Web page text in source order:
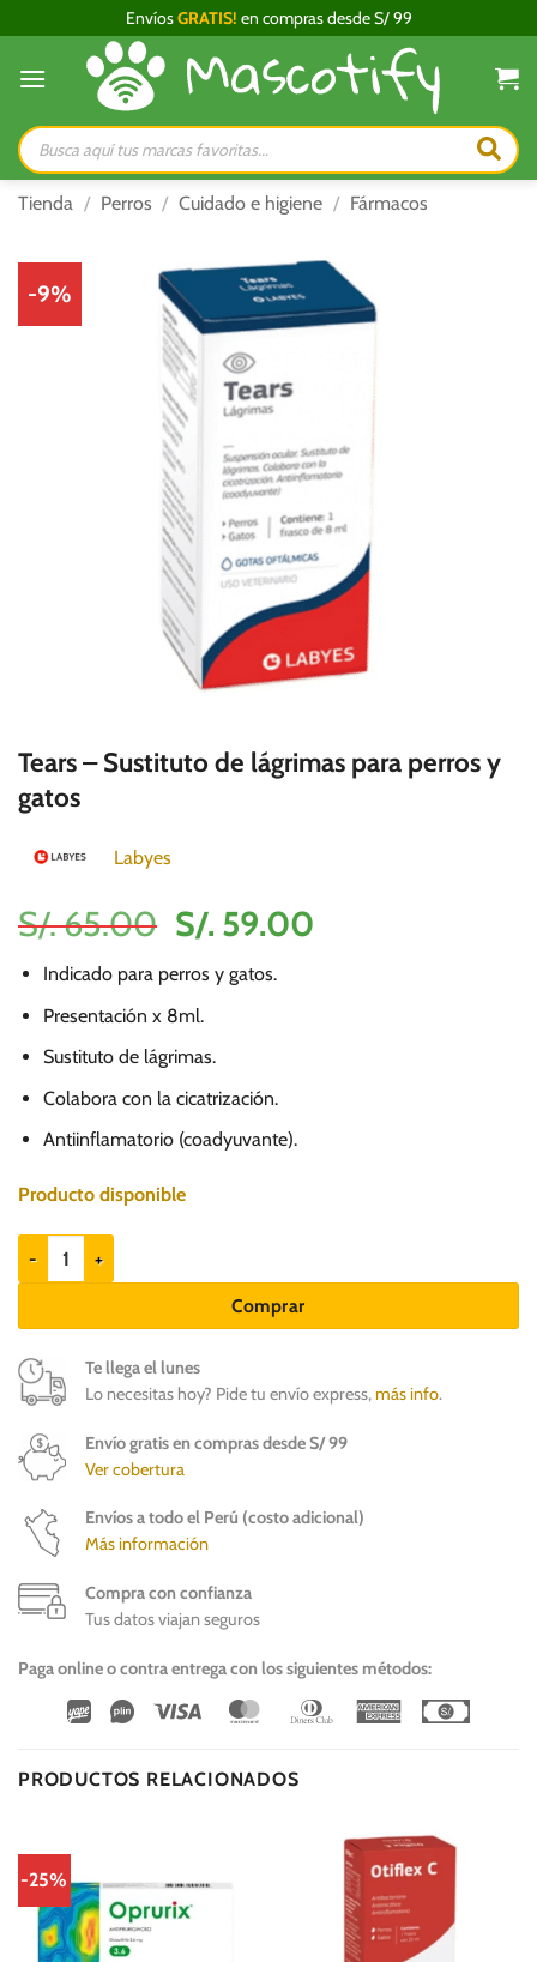
al
contenido
EnvíosGRATIS! en compras desde S/ 99
Búsqueda
de
productos
Tienda / Perros / Cuidado e higiene / Fármacos
-9%
Tears – Sustituto de lágrimas para perros y
gatos
Labyes
S/.65.00 El
original
era:
S/.
65.00.
S/. 59.00El
Indicado para perros y gatos.
Presentación x 8ml.
Sustituto de lágrimas.
Colabora con la cicatrización.
Antiinflamatorio (coadyuvante).
Producto disponible
Tears - Sustituto de lágrimas para perros y gatos cantidad
Comprar
Te llega el lunes
Lo necesitas hoy? Pide tu envío express,más info.
Envío gratis en compras desde S/ 99
Ver cobertura
Envíos a todo el Perú (costo adicional)
Más información
Compra con confianza
Tus datos viajan seguros
Paga online o contra entrega con los siguientes métodos:
Wirecard
Vipps Visa MasterCardDinners
American
PRODUCTOS RELACIONADOS
-25%